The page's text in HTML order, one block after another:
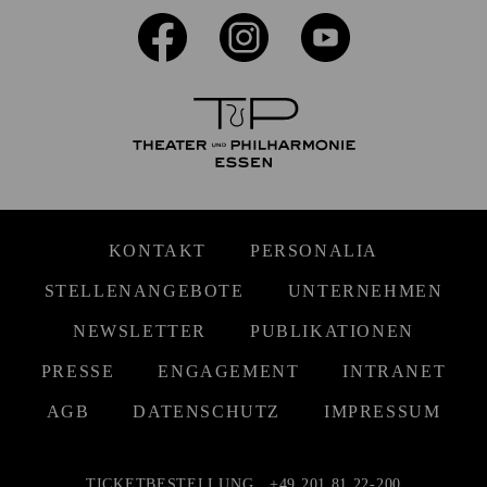
KONTAKT PERSONALIA
STELLENANGEBOTE UNTERNEHMEN
NEWSLETTER PUBLIKATIONEN
PRESSE ENGAGEMENT INTRANET
AGB DATENSCHUTZ IMPRESSUM